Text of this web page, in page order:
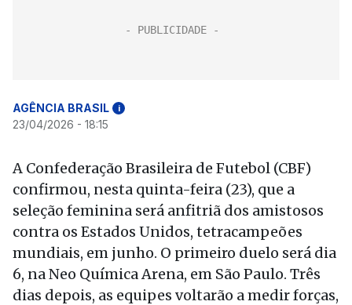
AGÊNCIA BRASIL i
23/04/2026 - 18:15
A Confederação Brasileira de Futebol (CBF)
confirmou, nesta quinta-feira (23), que a
seleção feminina será anfitriã dos amistosos
contra os Estados Unidos, tetracampeões
mundiais, em junho. O primeiro duelo será dia
6, na Neo Química Arena, em São Paulo. Três
dias depois, as equipes voltarão a medir forças,